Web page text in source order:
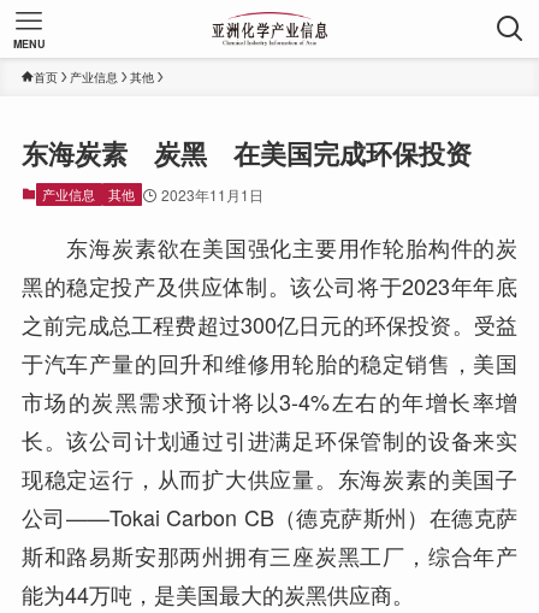
MENU
首页 产业信息 其他
东海炭素 炭黑 在美国完成环保投资
产业信息 其他 2023年11月1日
东海炭素欲在美国强化主要用作轮胎构件的炭
黑的稳定投产及供应体制。该公司将于2023年年底
之前完成总工程费超过300亿日元的环保投资。受益
于汽车产量的回升和维修用轮胎的稳定销售，美国
市场的炭黑需求预计将以3-4%左右的年增长率增
长。该公司计划通过引进满足环保管制的设备来实
现稳定运行，从而扩大供应量。东海炭素的美国子
公司——Tokai Carbon CB（德克萨斯州）在德克萨
斯和路易斯安那两州拥有三座炭黑工厂，综合年产
能为44万吨，是美国最大的炭黑供应商。